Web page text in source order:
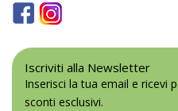
Iscriviti alla Newsletter
Inserisci la tua email e ricevi
sconti esclusivi.